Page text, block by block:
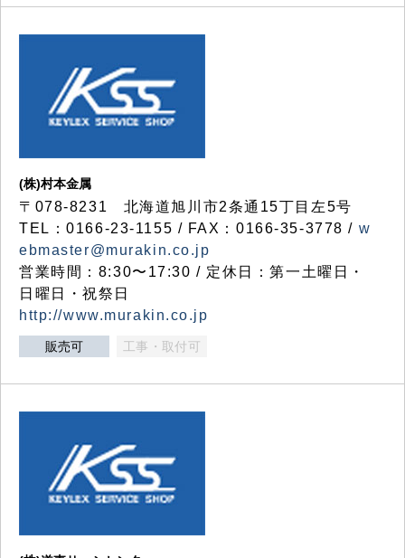
(株)村本金属
〒078-8231 北海道旭川市2条通15丁目左5号
TEL：0166-23-1155 / FAX：0166-35-3778 / w
ebmaster@murakin.co.jp
営業時間：8:30〜17:30 / 定休日：第一土曜日・
日曜日・祝祭日
http://www.murakin.co.jp
販売可 工事・取付可